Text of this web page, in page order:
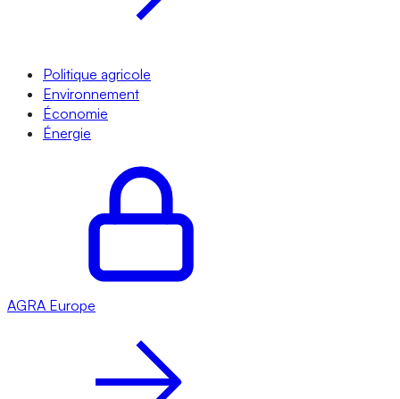
Politique agricole
Environnement
Économie
Énergie
AGRA Europe